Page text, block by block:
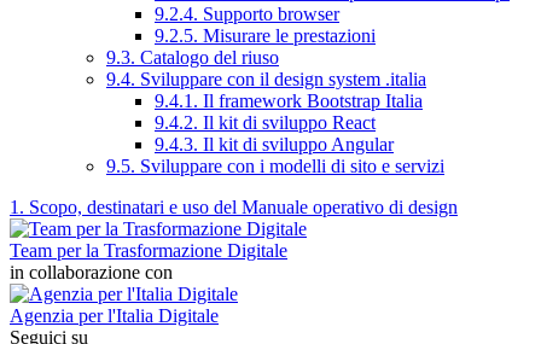
9.2.4. Supporto browser
9.2.5. Misurare le prestazioni
9.3. Catalogo del riuso
9.4. Sviluppare con il design system .italia
9.4.1. Il framework Bootstrap Italia
9.4.2. Il kit di sviluppo React
9.4.3. Il kit di sviluppo Angular
9.5. Sviluppare con i modelli di sito e servizi
1. Scopo, destinatari e uso del Manuale operativo di design
Team per la Trasformazione Digitale
in collaborazione con
Agenzia per l'Italia Digitale
Seguici su